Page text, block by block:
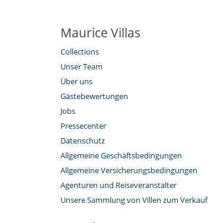
Maurice Villas
Collections
Unser Team
Über uns
Gästebewertungen
Jobs
Pressecenter
Datenschutz
Allgemeine Geschäftsbedingungen
Allgemeine Versicherungsbedingungen
Agenturen und Reiseveranstalter
Unsere Sammlung von Villen zum Verkauf